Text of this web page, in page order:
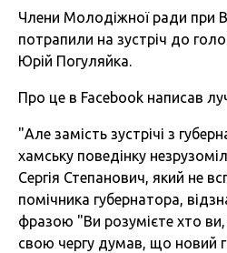
Члени Молодіжної ради при
потрапили на зустріч до
Юрій Погуляйка.
Про це в Facebook написав
"Але замість зустрічі з
хамську поведінку
Сергія Степанович, який не
помічника губернатора,
фразою "Ви розумієте хто
свою чергу думав, що новий